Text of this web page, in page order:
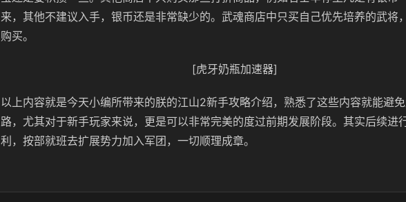
来，其他不建议入手，银币还是非常缺少的。武魂商店中只买自己优先培养的武将
购买。
[虎牙奶瓶加速器]
以上内容就是今天小编所带来的朕的江山2新手攻略介绍，熟悉了这些内容就能避
路，尤其对于新手玩家来说，更是可以非常完美的度过前期发展阶段。其实后续进
利，按部就班去扩展势力加入军团，一切顺理成章。